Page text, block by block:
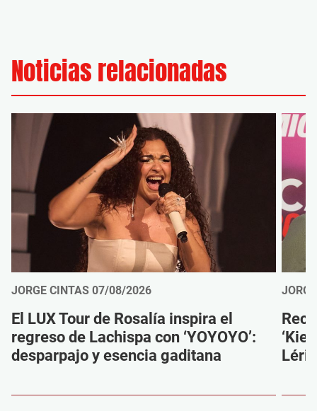
Noticias relacionadas
JORGE CINTAS 07/08/2026
El LUX Tour de Rosalía inspira el
regreso de Lachispa con ‘YOYOYO’:
desparpajo y esencia gaditana